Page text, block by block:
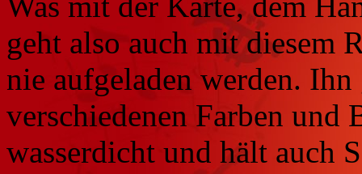
geht also auch mit diesem
nie aufgeladen werden.
verschiedenen Farben
wasserdicht und hält auch